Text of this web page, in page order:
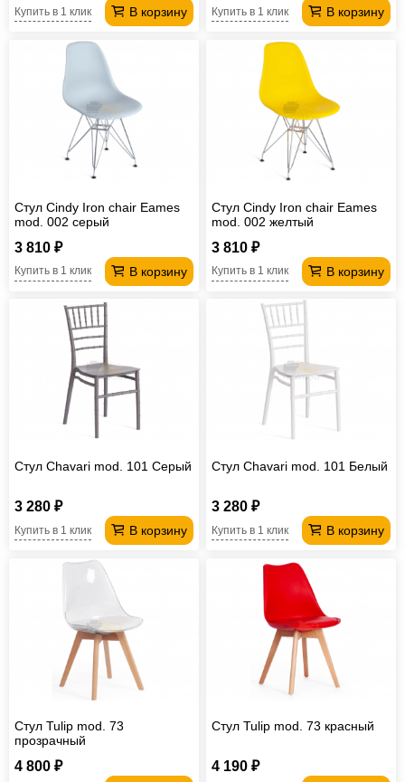
В корзину
Купить в 1 клик В корзину
Купить в 1 клик
Стул Cindy Iron chair Eames
mod. 002 серый
3 810 ₽
В корзину
Купить в 1 клик
Стул Cindy Iron chair Eames
mod. 002 желтый
3 810 ₽
В корзину
Купить в 1 клик
Стул Chavari mod. 101 Серый
3 280 ₽
В корзину
Купить в 1 клик
Стул Chavari mod. 101 Белый
3 280 ₽
В корзину
Купить в 1 клик
Стул Tulip mod. 73
прозрачный
4 800 ₽
Стул Tulip mod. 73 красный
4 190 ₽